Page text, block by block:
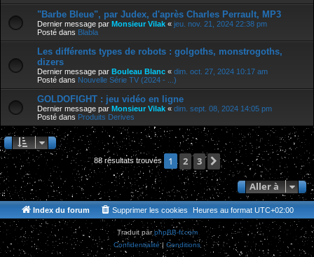
"Barbe Bleue", par Judex, d'après Charles Perrault, MP3
Dernier message par Monsieur Vilak « jeu. nov. 21, 2024 22:38 pm
Posté dans Blabla
Les différents types de robots : golgoths, monstrogoths,
dizers
Dernier message par Bouleau Blanc « dim. oct. 27, 2024 10:17 am
Posté dans Nouvelle Série TV (2024 - ...)
GOLDOFIGHT : jeu vidéo en ligne
Dernier message par Monsieur Vilak « dim. sept. 08, 2024 14:05 pm
Posté dans Produits Derives
88 résultats trouvés 1 2 3
Suivante
Aller à
Index du forum Heures au format UTC+02:00
Supprimer les cookies
Traduit parphpBB-fr.com
Confidentialité| Conditions